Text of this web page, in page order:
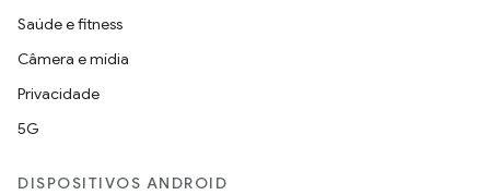
Saúde e fitness
Câmera e mídia
Privacidade
5G
DISPOSITIVOS ANDROID